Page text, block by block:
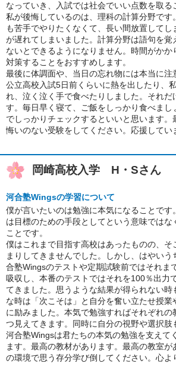
なっていき、入試では社会でいい点数を取る
私が後悔しているのは、理科の計算分野です
も苦手でやりたくなくて、長い間放置して
が遅れてしまいました。計算分野は語句を覚
ないとできるようになりません。時間がかか
対策することをおすすめします。
最後に体調面や、当日の忘れ物には本当に注
公立高校入試5日前くらいに熱を出したり、
れ、泣く泣く手で食べたりしました。それだ
す。毎日早く寝て、ご飯をしっかり食べまし
でしっかりチェックするといいと思います。
悔いのない受験をしてください。応援してい
岡崎高校入学 H・Sさん
河合塾Wingsの学習について
僕が言いたいのは勉強に本気になることです
は目標のための手段としてという意味ではな
ことです。
僕はこれまで目指す高校はあったものの、そ
まりしてきませんでした。しかし、はやい
合塾Wingsのテストや定期試験前ではそれま
吸収し、本番のテストではそれを100％出力
てきました。思うような結果が得られない時
な時は「次こそは」と自分を奮い立たせ授業
に励みました。本気で勉強すればそれぞれ
つ見えてきます。同時に自分の視野や選択肢
河合塾Wingsは君たちの本気の勉強を支えて
ます。最高の教材があります。最高の教室が
の環境で思う存分学び倒してください。心よ